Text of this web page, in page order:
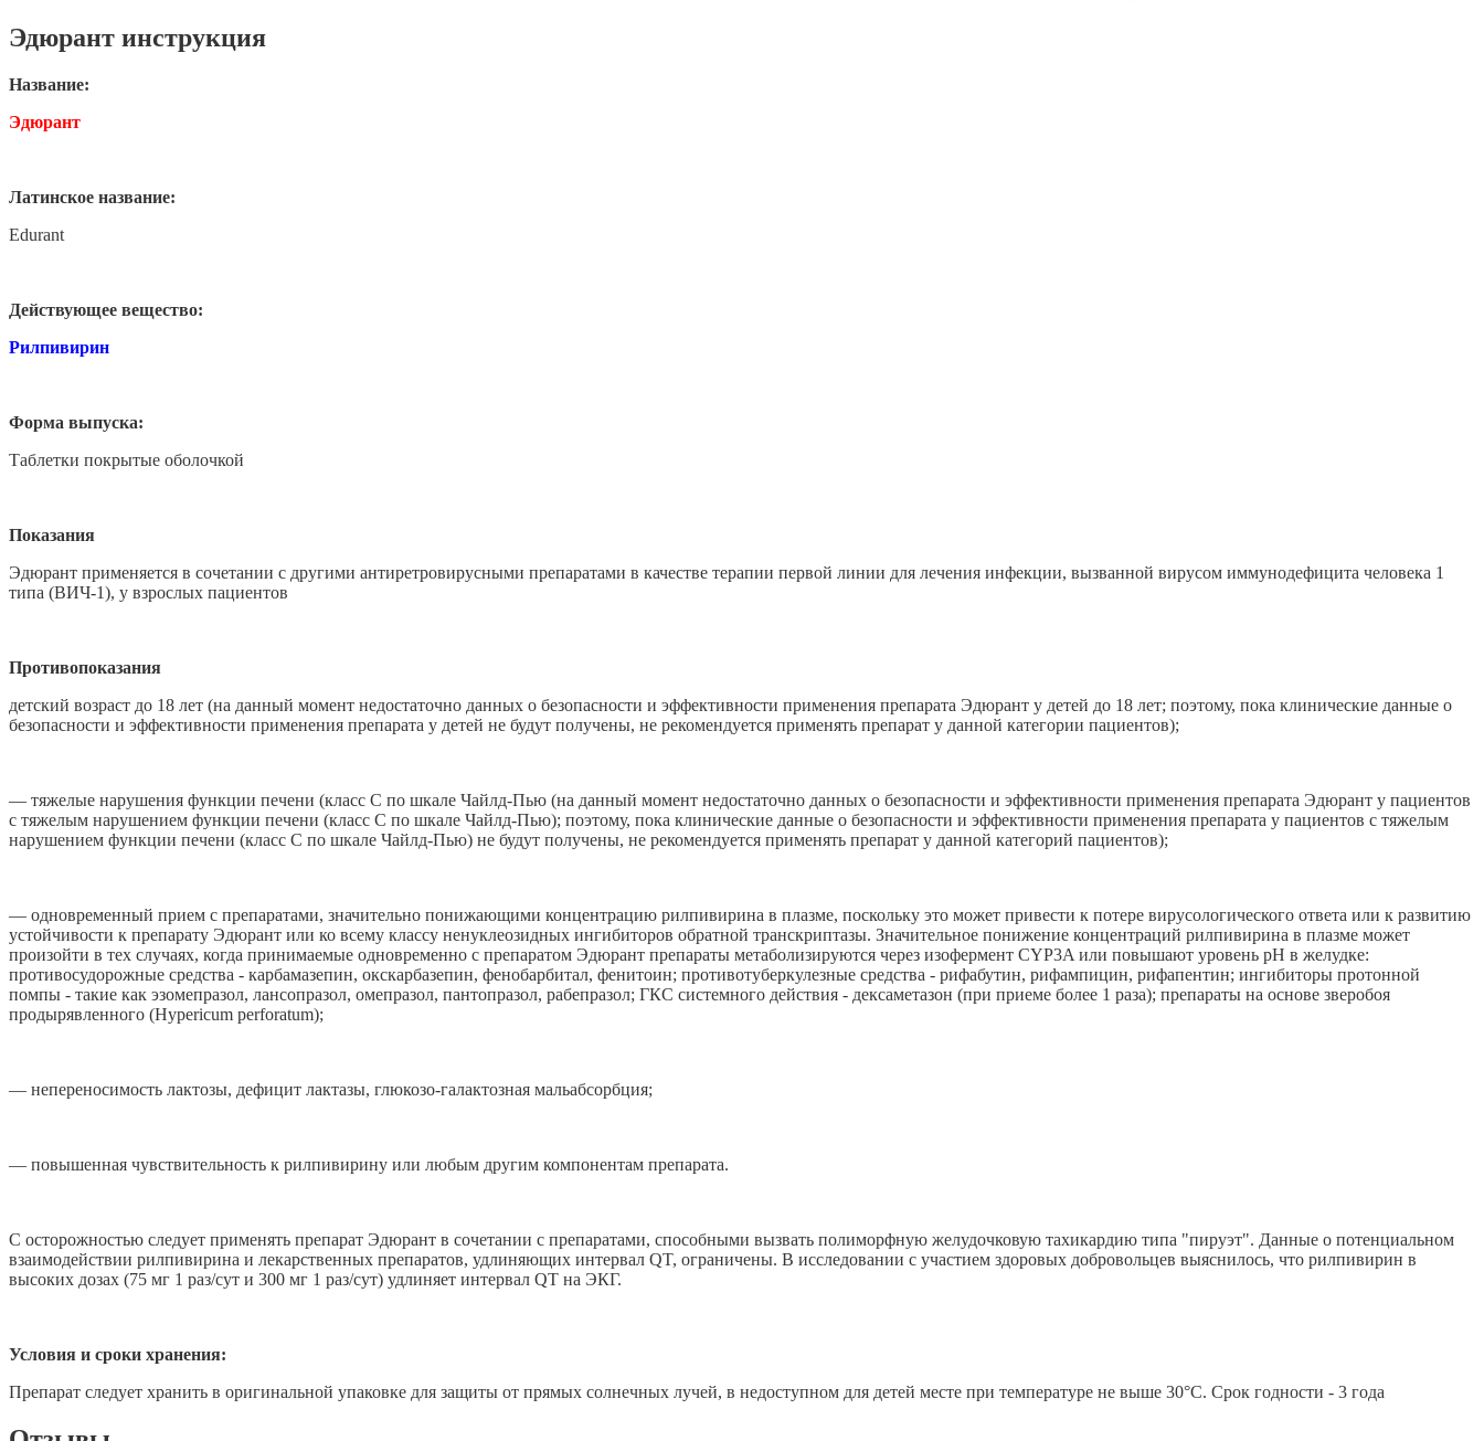
Эдюрант инструкция
Название:
Эдюрант
Латинское название:
Edurant
Действующее вещество:
Рилпивирин
Форма выпуска:
Таблетки покрытые оболочкой
Показания
Эдюрант применяется в сочетании с другими антиретровирусными препаратами в качестве терапии первой линии для лечения инфекции, вызванной вирусом иммунодефицита человека 1
типа (ВИЧ-1), у взрослых пациентов
Противопоказания
детский возраст до 18 лет (на данный момент недостаточно данных о безопасности и эффективности применения препарата Эдюрант у детей до 18 лет; поэтому, пока клинические данные о
безопасности и эффективности применения препарата у детей не будут получены, не рекомендуется применять препарат у данной категории пациентов);
— тяжелые нарушения функции печени (класс С по шкале Чайлд-Пью (на данный момент недостаточно данных о безопасности и эффективности применения препарата Эдюрант у пациентов
с тяжелым нарушением функции печени (класс С по шкале Чайлд-Пью); поэтому, пока клинические данные о безопасности и эффективности применения препарата у пациентов с тяжелым
нарушением функции печени (класс С по шкале Чайлд-Пью) не будут получены, не рекомендуется применять препарат у данной категорий пациентов);
— одновременный прием с препаратами, значительно понижающими концентрацию рилпивирина в плазме, поскольку это может привести к потере вирусологического ответа или к развитию
устойчивости к препарату Эдюрант или ко всему классу ненуклеозидных ингибиторов обратной транскриптазы. Значительное понижение концентраций рилпивирина в плазме может
произойти в тех случаях, когда принимаемые одновременно с препаратом Эдюрант препараты метаболизируются через изофермент CYP3A или повышают уровень рН в желудке:
противосудорожные средства - карбамазепин, окскарбазепин, фенобарбитал, фенитоин; противотуберкулезные средства - рифабутин, рифампицин, рифапентин; ингибиторы протонной
помпы - такие как эзомепразол, лансопразол, омепразол, пантопразол, рабепразол; ГКС системного действия - дексаметазон (при приеме более 1 раза); препараты на основе зверобоя
продырявленного (Hypericum perforatum);
— непереносимость лактозы, дефицит лактазы, глюкозо-галактозная мальабсорбция;
— повышенная чувствительность к рилпивирину или любым другим компонентам препарата.
С осторожностью следует применять препарат Эдюрант в сочетании с препаратами, способными вызвать полиморфную желудочковую тахикардию типа "пируэт". Данные о потенциальном
взаимодействии рилпивирина и лекарственных препаратов, удлиняющих интервал QT, ограничены. В исследовании с участием здоровых добровольцев выяснилось, что рилпивирин в
высоких дозах (75 мг 1 раз/сут и 300 мг 1 раз/сут) удлиняет интервал QT на ЭКГ.
Условия и сроки хранения:
Препарат следует хранить в оригинальной упаковке для защиты от прямых солнечных лучей, в недоступном для детей месте при температуре не выше 30°С. Срок годности - 3 года